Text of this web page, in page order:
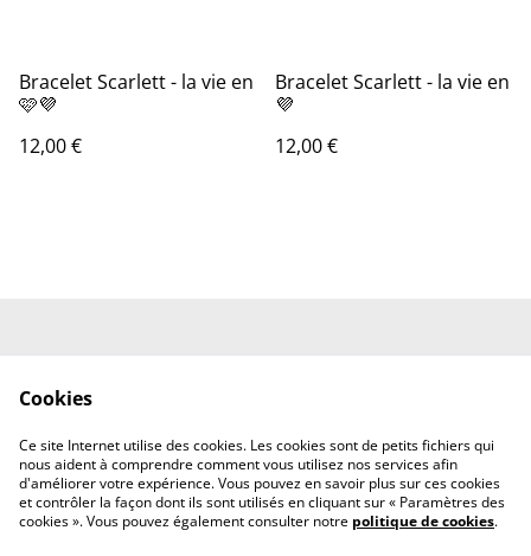
Bracelet Scarlett - la vie en
🩷💜
12,00 €
Bracelet Scarlett - la vie en
💜
12,00 €
Confidentialité
Nous contacter
Cookies
Ce site Internet utilise des cookies. Les cookies sont de petits fichiers qui
nous aident à comprendre comment vous utilisez nos services afin
d'améliorer votre expérience. Vous pouvez en savoir plus sur ces cookies
et contrôler la façon dont ils sont utilisés en cliquant sur « Paramètres des
cookies ». Vous pouvez également consulter notre politique de cookies.